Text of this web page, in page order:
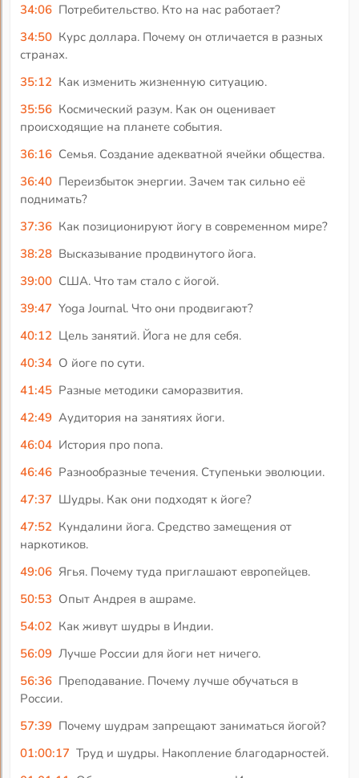
34:06 Потребительство. Кто на нас работает?
34:50 Курс доллара. Почему он отличается в разных
странах.
35:12 Как изменить жизненную ситуацию.
35:56 Космический разум. Как он оценивает
происходящие на планете события.
36:16 Семья. Создание адекватной ячейки общества.
36:40 Переизбыток энергии. Зачем так сильно её
поднимать?
37:36 Как позиционируют йогу в современном мире?
38:28 Высказывание продвинутого йога.
39:00 США. Что там стало с йогой.
39:47 Yoga Journal. Что они продвигают?
40:12 Цель занятий. Йога не для себя.
40:34 О йоге по сути.
41:45 Разные методики саморазвития.
42:49 Аудитория на занятиях йоги.
46:04 История про попа.
46:46 Разнообразные течения. Ступеньки эволюции.
47:37 Шудры. Как они подходят к йоге?
47:52 Кундалини йога. Средство замещения от
наркотиков.
49:06 Ягья. Почему туда приглашают европейцев.
50:53 Опыт Андрея в ашраме.
54:02 Как живут шудры в Индии.
56:09 Лучше России для йоги нет ничего.
56:36 Преподавание. Почему лучше обучаться в
России.
57:39 Почему шудрам запрещают заниматься йогой?
01:00:17 Труд и шудры. Накопление благодарностей.